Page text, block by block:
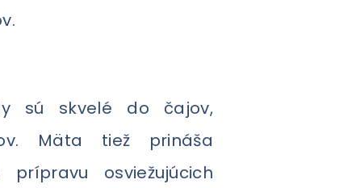
sú skvelé do čajov,
Mäta tiež prináša
osviežujúcich